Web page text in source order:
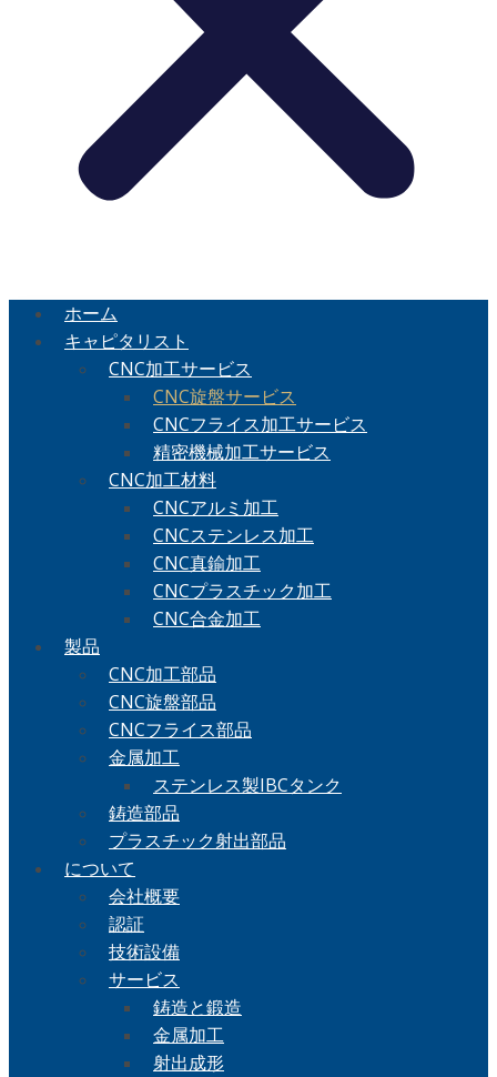
ホーム
キャピタリスト
CNC加工サービス
CNC旋盤サービス
CNCフライス加工サービス
精密機械加工サービス
CNC加工材料
CNCアルミ加工
CNCステンレス加工
CNC真鍮加工
CNCプラスチック加工
CNC合金加工
製品
CNC加工部品
CNC旋盤部品
CNCフライス部品
金属加工
ステンレス製IBCタンク
鋳造部品
プラスチック射出部品
について
会社概要
認証
技術設備
サービス
鋳造と鍛造
金属加工
射出成形